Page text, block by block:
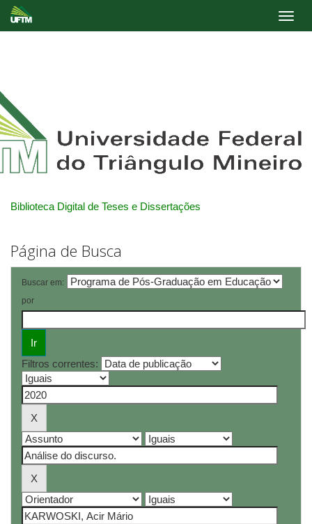
Biblioteca Digital de Teses e Dissertações
Página de Busca
Buscar em:
por
Filtros correntes: